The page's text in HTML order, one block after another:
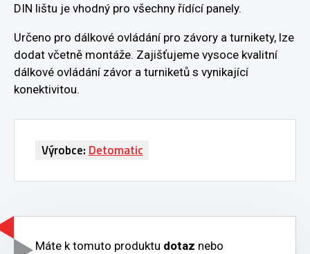
DIN lištu je vhodný pro všechny řídící panely.
Určeno pro dálkové ovládání pro závory a turnikety, lze
dodat včetně montáže. Zajišťujeme vysoce kvalitní
dálkové ovládání závor a turniketů s vynikající
konektivitou.
Výrobce: Detomatic
Máte k tomuto produktu dotaz nebo